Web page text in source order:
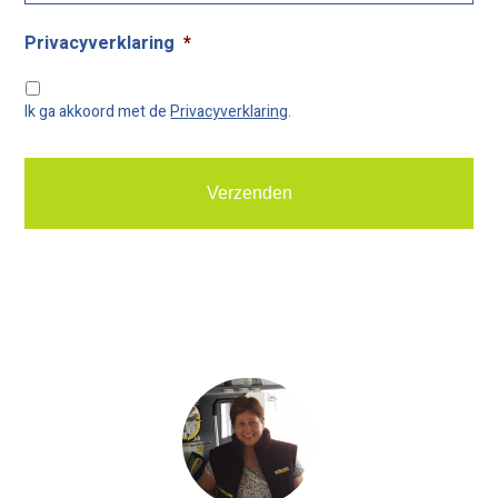
Privacyverklaring *
Ik ga akkoord met dePrivacyverklaring.